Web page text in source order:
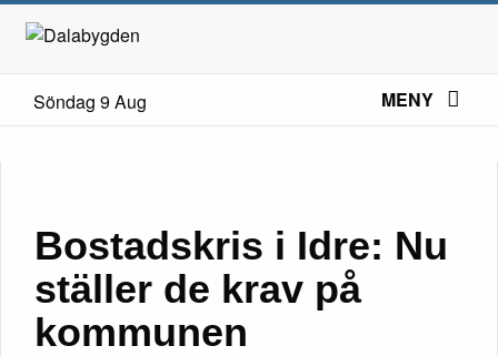
Söndag 9 Aug MENY
Bostadskris i Idre: Nu
ställer de krav på
kommunen